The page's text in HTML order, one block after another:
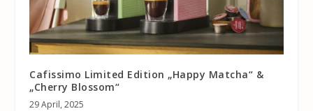
Cafissimo Limited Edition „Happy Matcha“ &
„Cherry Blossom“
29 April, 2025